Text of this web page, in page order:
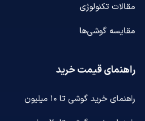
مقالات تکنولوژی
مقایسه گوشی‌ها
راهنمای قیمت خرید
راهنمای خرید گوشی تا ۱۰ میلیون